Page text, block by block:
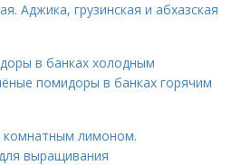
Аджика, грузинская и абхазская
в банках холодным
помидоры в банках горячим
лимоном.
выращивания